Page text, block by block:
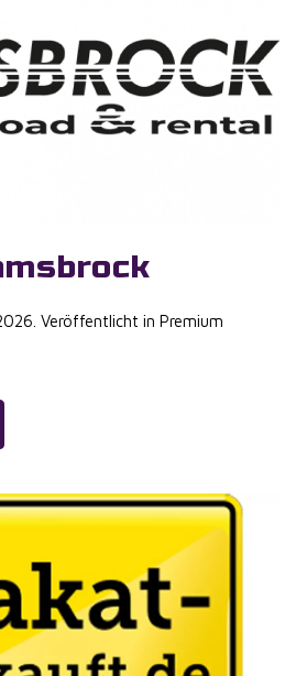
. Veröffentlicht in Premium